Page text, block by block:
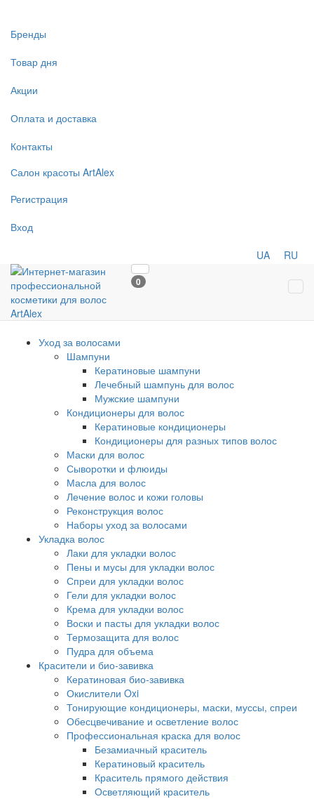
Бренды
Товар дня
Акции
Оплата и доставка
Контакты
Салон красоты ArtAlex
Регистрация
Вход
UA RU
0
Уход за волосами
Шампуни
Кератиновые шампуни
Лечебный шампунь для волос
Мужские шампуни
Кондиционеры для волос
Кератиновые кондиционеры
Кондиционеры для разных типов волос
Маски для волос
Сыворотки и флюиды
Масла для волос
Лечение волос и кожи головы
Реконструкция волос
Наборы уход за волосами
Укладка волос
Лаки для укладки волос
Пены и мусы для укладки волос
Спреи для укладки волос
Гели для укладки волос
Крема для укладки волос
Воски и пасты для укладки волос
Термозащита для волос
Пудра для объема
Красители и био-завивка
Кератиновая био-завивка
Окислители Oxi
Тонирующие кондиционеры, маски, муссы, спреи
Обесцвечивание и осветление волос
Профессиональная краска для волос
Безамиачный краситель
Кератиновый краситель
Краситель прямого действия
Осветляющий краситель